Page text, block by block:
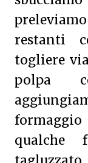
restanti
togliere
polpa